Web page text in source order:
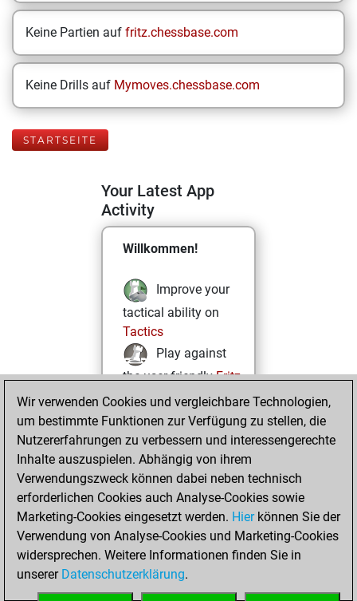
Keine Partien auf fritz.chessbase.com
Keine Drills auf Mymoves.chessbase.com
STARTSEITE
Your Latest App
Activity
Willkommen!
Improve your
tactical ability on
Tactics
Play against
the user friendlyFritz
Test and
improve your
openings knowledge
onMyMoves
Play and
follow your friends'
games on Play
Solve some
beautiful and
Wir verwenden Cookies und vergleichbare Technologien,
um bestimmte Funktionen zur Verfügung zu stellen, die
Nutzererfahrungen zu verbessern und interessengerechte
Inhalte auszuspielen. Abhängig von ihrem
Verwendungszweck können dabei neben technisch
erforderlichen Cookies auch Analyse-Cookies sowie
Marketing-Cookies eingesetzt werden. Hierkönnen Sie der
Verwendung von Analyse-Cookies und Marketing-Cookies
widersprechen. Weitere Informationen finden Sie in
unserer Datenschutzerklärung.